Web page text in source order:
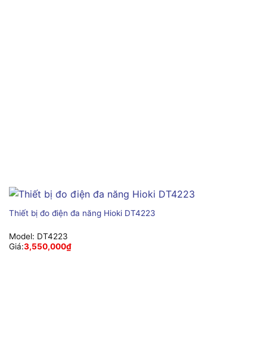
Thiết bị đo điện đa năng Hioki DT4223
Model: DT4223
Giá:3,550,000₫